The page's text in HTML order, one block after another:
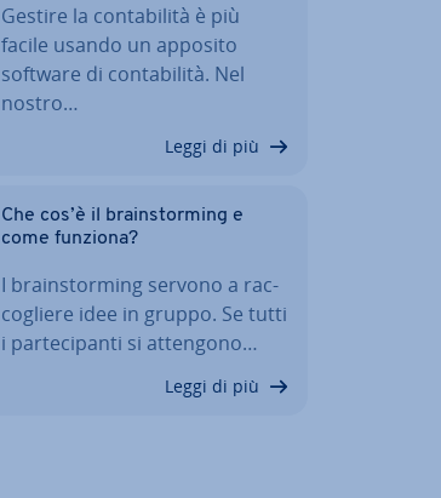
Gestire la con­ta­bi­li­tà è più
facile usando un apposito
software di con­ta­bi­li­tà. Nel
nostro…
Leggi di più
Che cos’è il brain­stor­ming e
come funziona?
I brain­stor­ming servono a rac­
co­glie­re idee in gruppo. Se tutti
i par­te­ci­pan­ti si attengono…
Leggi di più